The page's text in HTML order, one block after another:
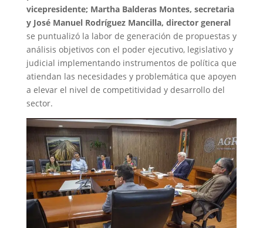
vicepresidente; Martha Balderas Montes, secretaria
y José Manuel Rodríguez Mancilla, director general
se puntualizó la labor de generación de propuestas y
análisis objetivos con el poder ejecutivo, legislativo y
judicial implementando instrumentos de política que
atiendan las necesidades y problemática que apoyen
a elevar el nivel de competitividad y desarrollo del
sector.